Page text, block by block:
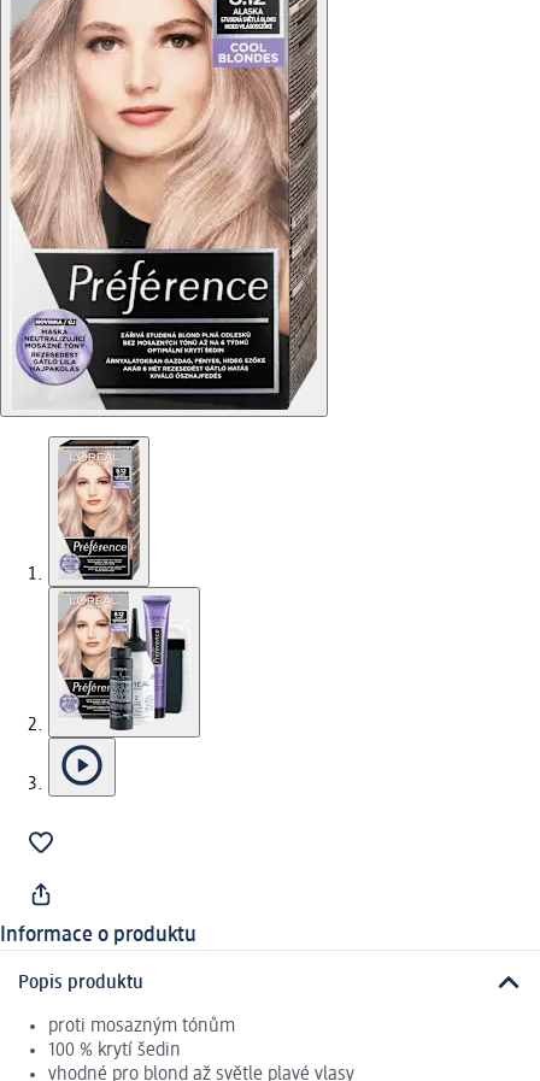
Informace o produktu
Popis produktu
proti mosazným tónům
100 % krytí šedin
vhodné pro blond až světle plavé vlasy